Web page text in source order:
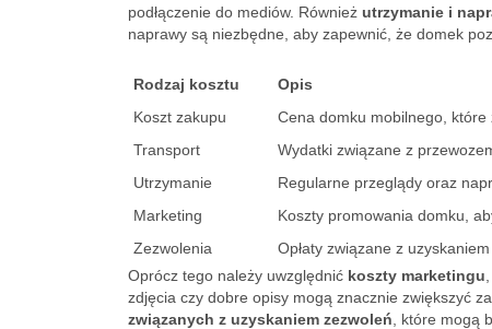
podłączenie do mediów. Również utrzymanie i
naprawy są niezbędne, aby zapewnić, że domek
Rodzaj kosztu
Opis
Koszt zakupu
Cena domku mobilnego, które
Transport
Wydatki związane z
Utrzymanie
Regularne przeglądy oraz
Marketing
Koszty promowania domku,
Zezwolenia
Opłaty związane z
Oprócz tego należy uwzględnić koszty marketingu
zdjęcia czy dobre opisy mogą znacznie zwiększyć
związanych z uzyskaniem zezwoleń , które mogą